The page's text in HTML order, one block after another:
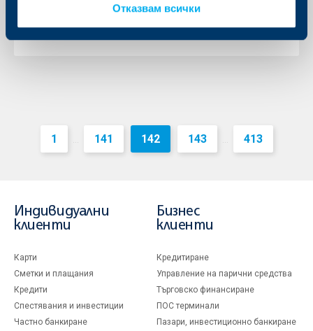
Отказвам всички
посредници и институции
Още
1 ... 141 142 143 ... 413
Индивидуални
клиенти
Карти
Сметки и плащания
Кредити
Спестявания и инвестиции
Частно банкиране
Бизнес
клиенти
Кредитиране
Управление на парични средства
Търговско финансиране
ПОС терминали
Пазари, инвестиционно банкиране